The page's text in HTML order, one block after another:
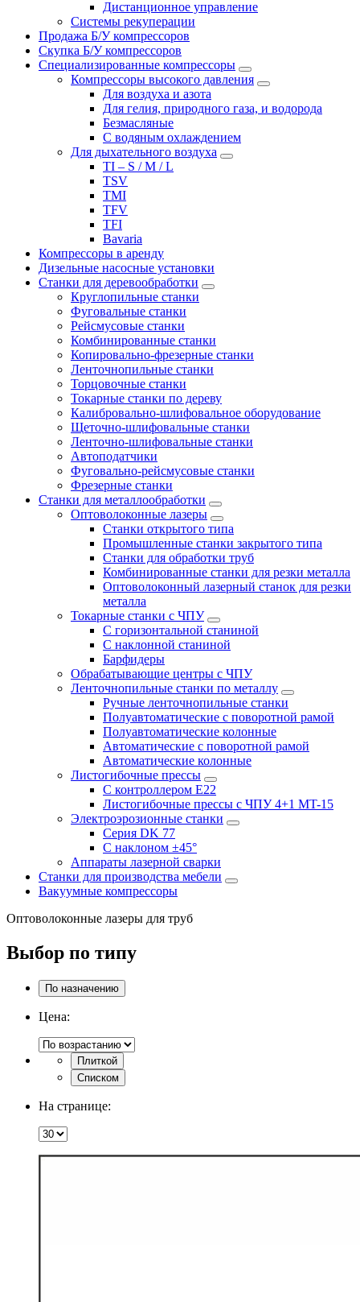
Дистанционное управление
Системы рекуперации
Продажа Б/У компрессоров
Скупка Б/У компрессоров
Специализированные компрессоры
Компрессоры высокого давления
Для воздуха и азота
Для гелия, природного газа, и водорода
Безмасляные
С водяным охлаждением
Для дыхательного воздуха
TI – S / M / L
TSV
TMI
TFV
TFI
Bavaria
Компрессоры в аренду
Дизельные насосные установки
Станки для деревообработки
Круглопильные станки
Фуговальные станки
Рейсмусовые станки
Комбинированные станки
Копировально-фрезерные станки
Ленточнопильные станки
Торцовочные станки
Токарные станки по дереву
Калибровально-шлифовальное оборудование
Щеточно-шлифовальные станки
Ленточно-шлифовальные станки
Автоподатчики
Фуговально-рейсмусовые станки
Фрезерные станки
Станки для металлообработки
Оптоволоконные лазеры
Станки открытого типа
Промышленные станки закрытого типа
Станки для обработки труб
Комбинированные станки для резки металла
Оптоволоконный лазерный станок для резки
металла
Токарные станки с ЧПУ
С горизонтальной станиной
С наклонной станиной
Барфидеры
Обрабатывающие центры с ЧПУ
Ленточнопильные станки по металлу
Ручные ленточнопильные станки
Полуавтоматические с поворотной рамой
Полуавтоматические колонные
Автоматические с поворотной рамой
Автоматические колонные
Листогибочные прессы
С контроллером E22
Листогибочные прессы с ЧПУ 4+1 MT-15
Электроэрозионные станки
Серия DK 77
С наклоном ±45°
Аппараты лазерной сварки
Станки для производства мебели
Вакуумные компрессоры
Оптоволоконные лазеры для труб
Выбор по типу
По назначению
Цена:
Плиткой
Списком
На странице: